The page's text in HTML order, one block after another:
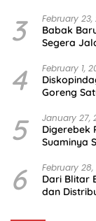
3 February 23,
Babak
Segera
4 February 1,
Goreng
5 January 27,
Digerebek
Suaminya
6 February 28,
Dari Blitar
dan